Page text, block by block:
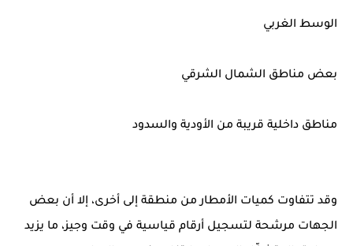
الوسط الغربي
بعض مناطق الشمال الشرقي
مناطق داخلية قريبة من الأودية والسدود
وقد تتفاوت كميات الأمطار من منطقة إلى أخرى، إلا أن بعض
الجهات مرشحة لتسجيل أرقام قياسية في وقت وجيز، ما يزيد